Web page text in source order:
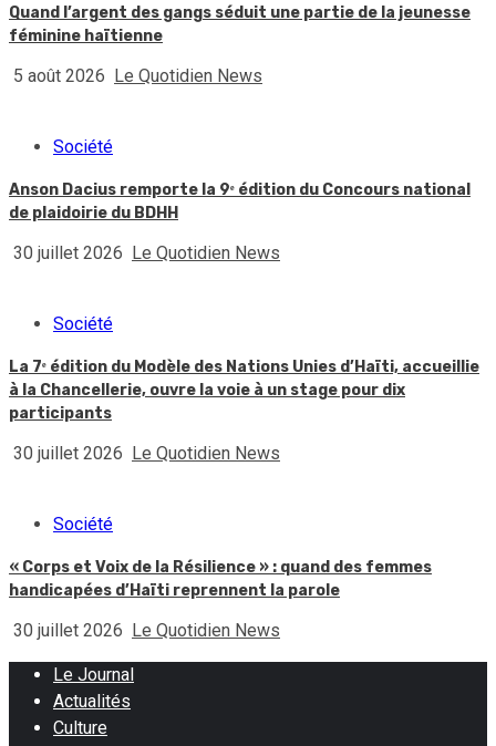
Quand l’argent des gangs séduit une partie de la jeunesse
féminine haïtienne
5 août 2026 Le Quotidien News
Société
Anson Dacius remporte la 9ᵉ édition du Concours national
de plaidoirie du BDHH
30 juillet 2026 Le Quotidien News
Société
La 7ᵉ édition du Modèle des Nations Unies d’Haïti, accueillie
à la Chancellerie, ouvre la voie à un stage pour dix
participants
30 juillet 2026 Le Quotidien News
Société
« Corps et Voix de la Résilience » : quand des femmes
handicapées d’Haïti reprennent la parole
30 juillet 2026 Le Quotidien News
Le Journal
Actualités
Culture